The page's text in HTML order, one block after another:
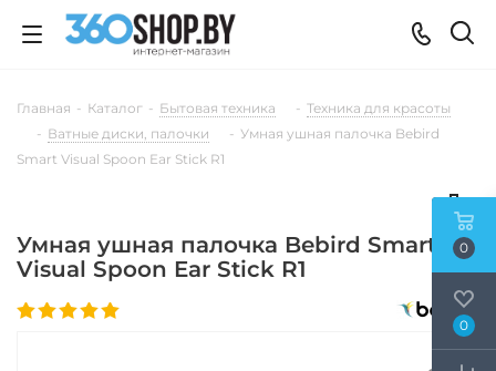
Главная - Каталог - Бытовая техника - Техника для красоты
- Ватные диски, палочки - Умная ушная палочка Bebird
Smart Visual Spoon Ear Stick R1
Умная ушная палочка Bebird Smart
Visual Spoon Ear Stick R1
0
0